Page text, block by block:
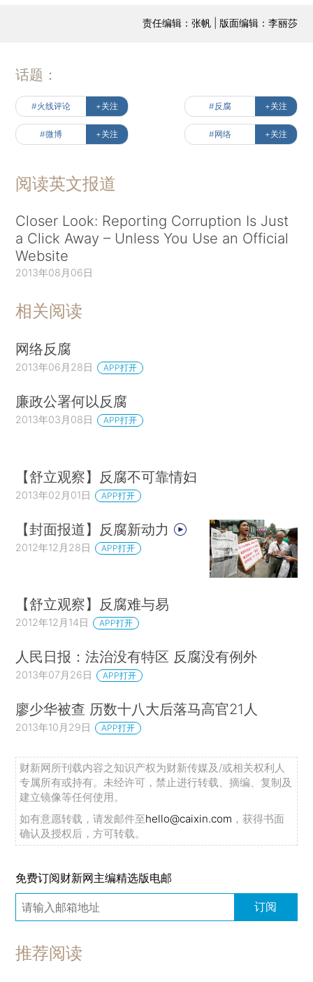
责任编辑：张帆 | 版面编辑：李丽莎
话题：
#火线评论 +关注 #反腐 +关注
#微博 +关注 #网络 +关注
阅读英文报道
Closer Look: Reporting Corruption Is Just
a Click Away – Unless You Use an Official
Website
2013年08月06日
相关阅读
网络反腐
2013年06月28日 APP打开
廉政公署何以反腐
2013年03月08日 APP打开
【舒立观察】反腐不可靠情妇
2013年02月01日 APP打开
【封面报道】反腐新动力
2012年12月28日 APP打开
【舒立观察】反腐难与易
2012年12月14日 APP打开
人民日报：法治没有特区 反腐没有例外
2013年07月26日 APP打开
廖少华被查 历数十八大后落马高官21人
2013年10月29日 APP打开
财新网所刊载内容之知识产权为财新传媒及/或相关权利人
专属所有或持有。未经许可，禁止进行转载、摘编、复制及
建立镜像等任何使用。
如有意愿转载，请发邮件至hello@caixin.com ，获得书面
确认及授权后，方可转载。
免费订阅财新网主编精选版电邮
订阅
推荐阅读